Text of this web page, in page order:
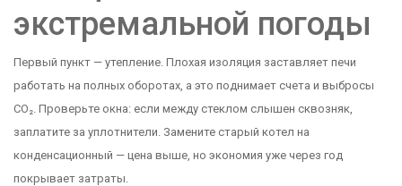
экстремальной погоды
Первый пункт — утепление. Плохая изоляция заставляет печи
работать на полных оборотах, а это поднимает счета и выбросы
CO₂. Проверьте окна: если между стеклом слышен сквозняк,
заплатите за уплотнители. Замените старый котел на
конденсационный — цена выше, но экономия уже через год
покрывает затраты.